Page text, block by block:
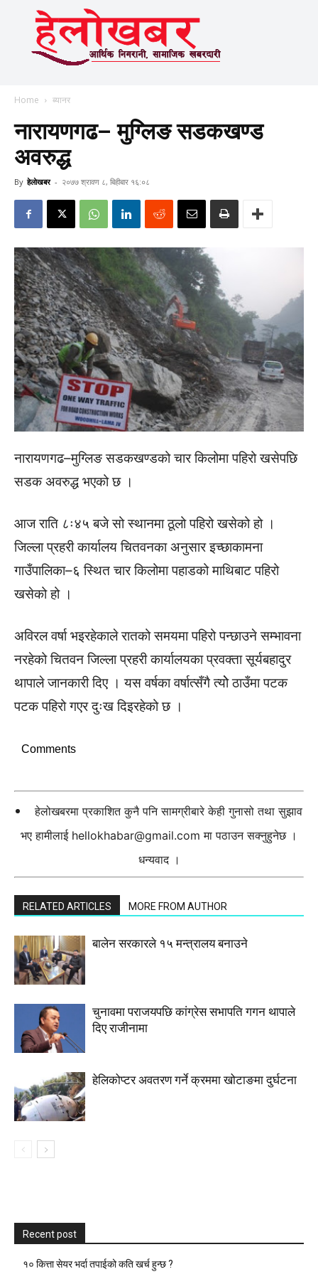
Home ब्यानर
नारायणगढ– मुग्लिङ सडकखण्ड
अवरुद्ध
By हेलाेखबर - २०७७ श्रावण ८, बिहीबार १६:०८
नारायणगढ–मुग्लिङ सडकखण्डको चार किलोमा पहिरो खसेपछि
सडक अवरुद्ध भएको छ ।
आज राति ८ः४५ बजे सो स्थानमा ठूलो पहिरो खसेको हो ।
जिल्ला प्रहरी कार्यालय चितवनका अनुसार इच्छाकामना
गाउँपालिका–६ स्थित चार किलोमा पहाडको माथिबाट पहिरो
खसेको हो ।
अविरल वर्षा भइरहेकाले रातको समयमा पहिरो पन्छाउने सम्भावना
नरहेको चितवन जिल्ला प्रहरी कार्यालयका प्रवक्ता सूर्यबहादुर
थापाले जानकारी दिए । यस वर्षका वर्षात्सँगै त्योे ठाउँमा पटक
पटक पहिरो गएर दुःख दिइरहेको छ ।
Comments
हेलोखबरमा प्रकाशित कुनै पनि सामग्रीबारे केही गुनासो तथा सुझाव
भए हामीलाई hellokhabar@gmail.com मा पठाउन सक्नुहुनेछ ।
धन्यवाद ।
RELATED ARTICLES MORE FROM AUTHOR
बालेन सरकारले १५ मन्त्रालय बनाउने
चुनावमा पराजयपछि कांग्रेस सभापति गगन थापाले
दिए राजीनामा
हेलिकोप्टर अवतरण गर्ने क्रममा खोटाङमा दुर्घटना
Recent post
१० कित्ता सेयर भर्दा तपाईको कति खर्च हुन्छ ?